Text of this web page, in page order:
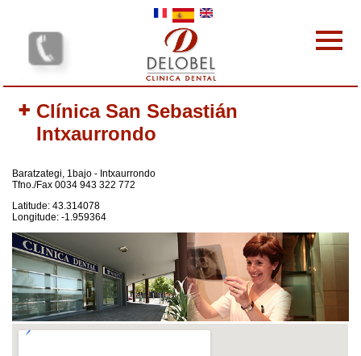
Nuestras prestaciones
El equipo
Por qué elegirnos
protocolo
Contacto
Su opinión
Sus Comentarios
Clínica San Sebastián
Intxaurrondo
Baratzategi, 1bajo - Intxaurrondo
Tfno./Fax 0034 943 322 772
Latitude: 43.314078
Longitude: -1.959364